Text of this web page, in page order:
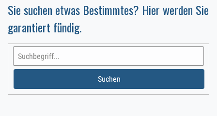
Sie suchen etwas Bestimmtes? Hier werden Sie
garantiert fündig.